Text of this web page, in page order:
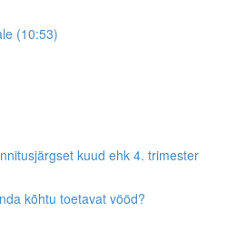
(10:53)
kuud ehk 4. trimester
kõhtu toetavat vööd?